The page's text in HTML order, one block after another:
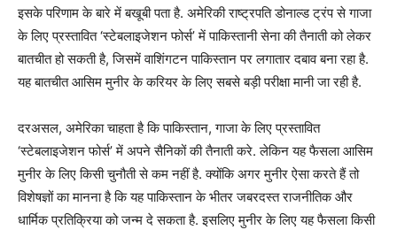
इसके परिणाम के बारे में बखूबी पता है. अमेरिकी राष्ट्रपति डोनाल्ड ट्रंप से गाजा
के लिए प्रस्तावित ‘स्टेबलाइजेशन फोर्स’ में पाकिस्तानी सेना की तैनाती को लेकर
बातचीत हो सकती है, जिसमें वाशिंगटन पाकिस्तान पर लगातार दबाव बना रहा है.
यह बातचीत आसिम मुनीर के करियर के लिए सबसे बड़ी परीक्षा मानी जा रही है.
दरअसल, अमेरिका चाहता है कि पाकिस्तान, गाजा के लिए प्रस्तावित
‘स्टेबलाइजेशन फोर्स’ में अपने सैनिकों की तैनाती करे. लेकिन यह फैसला आसिम
मुनीर के लिए किसी चुनौती से कम नहीं है. क्योंकि अगर मुनीर ऐसा करते हैं तो
विशेषज्ञों का मानना है कि यह पाकिस्तान के भीतर जबरदस्त राजनीतिक और
धार्मिक प्रतिक्रिया को जन्म दे सकता है. इसलिए मुनीर के लिए यह फैसला किसी